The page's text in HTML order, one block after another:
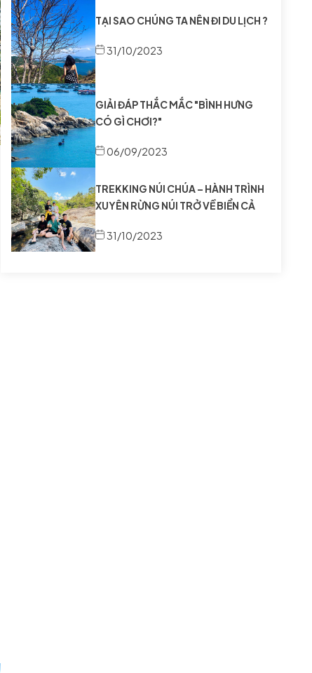
TẠI SAO CHÚNG TA NÊN ĐI DU LỊCH ?
31/10/2023
GIẢI ĐÁP THẮC MẮC "BÌNH HƯNG
CÓ GÌ CHƠI?"
06/09/2023
TREKKING NÚI CHÚA – HÀNH TRÌNH
XUYÊN RỪNG NÚI TRỞ VỀ BIỂN CẢ
31/10/2023